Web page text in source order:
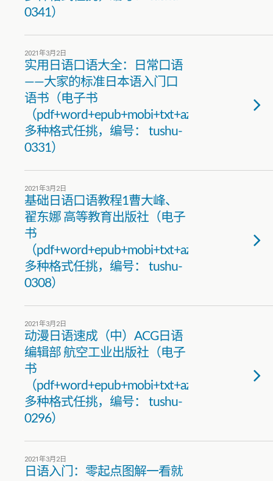
0341）
2021年3月2日
实用日语口语大全：日常口语
——大家的标准日本语入门口
语书（电子书
（pdf+word+epub+mobi+txt+azw3）
多种格式任挑，编号： tushu-
0331）
2021年3月2日
基础日语口语教程1曹大峰、
翟东娜 高等教育出版社（电子
书
（pdf+word+epub+mobi+txt+azw3）
多种格式任挑，编号： tushu-
0308）
2021年3月2日
动漫日语速成（中）ACG日语
编辑部 航空工业出版社（电子
书
（pdf+word+epub+mobi+txt+azw3）
多种格式任挑，编号： tushu-
0296）
2021年3月2日
日语入门：零起点图解一看就